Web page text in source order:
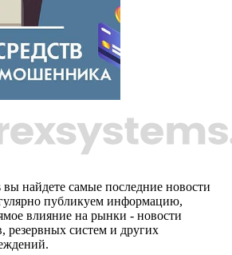
вы найдете самые последние новости
публикуем информацию,
влияние на рынки - новости
резервных систем и других